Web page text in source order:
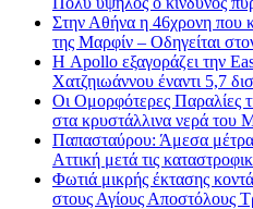
Στην Αθήνα η 46χρονη που
της Μαρφίν – Οδηγείται
Η Apollo εξαγοράζει την
Χατζηιωάννου έναντι 5,7
Οι Ομορφότερες Παραλίες
στα κρυστάλλινα νερά του
Παπασταύρου: Άμεσα μέτρα
Αττική μετά τις
Φωτιά μικρής έκτασης
στους Αγίους Αποστόλους